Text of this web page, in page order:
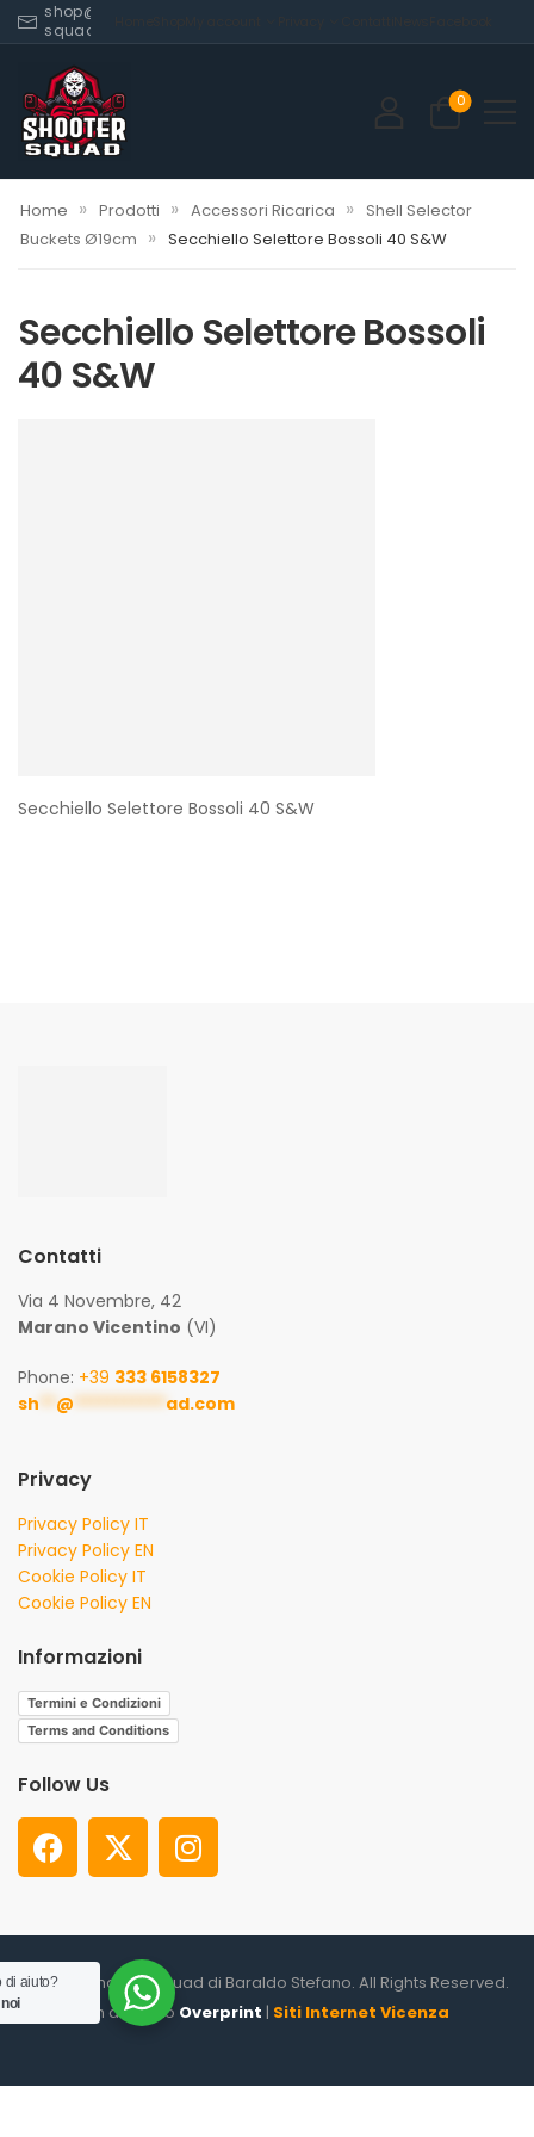
shop@shooter-
squad.com
0
Home » Prodotti » Accessori Ricarica »
Shell Selector
Buckets Ø19cm » Secchiello Selettore Bossoli 40 S&W
Secchiello Selettore Bossoli
40 S&W
Secchiello Selettore Bossoli 40 S&W
Contatti
Via 4 Novembre, 42
Marano Vicentino (VI)
Phone: +39 333 6158327
sh ** @ *********** ad.com
Privacy
Privacy Policy IT
Privacy Policy EN
Cookie Policy IT
Cookie Policy EN
Informazioni
Termini e Condizioni
Terms and Conditions
Follow Us
© 2026. Shooter Squad di Baraldo Stefano. All Rights Reserved.
un altro sito Overprint | Siti Internet Vicenza
di aiuto?